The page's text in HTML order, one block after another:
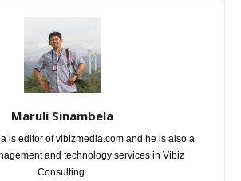
Maruli Sinambela
is editor of vibizmedia.com and he is also a
and technology services in Vibiz
Consulting.